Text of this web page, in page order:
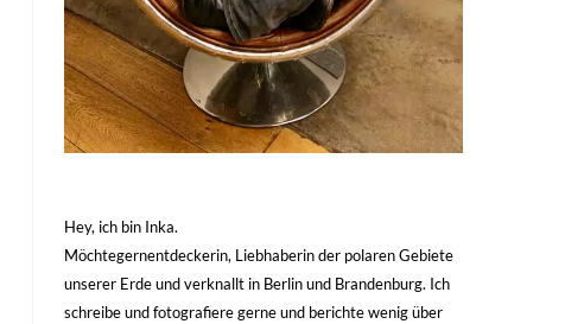
Hey, ich bin Inka.
Möchtegernentdeckerin, Liebhaberin der polaren Gebiete
unserer Erde und verknallt in Berlin und Brandenburg. Ich
schreibe und fotografiere gerne und berichte wenig über